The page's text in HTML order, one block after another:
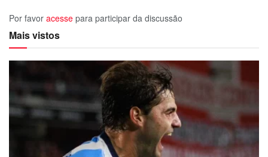
Por favor acesse para participar da discussão
Mais vistos